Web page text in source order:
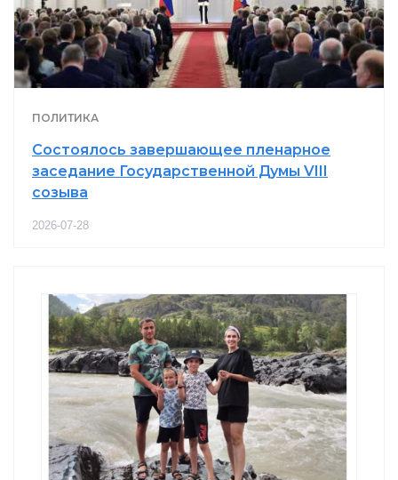
ПОЛИТИКА
Состоялось завершающее пленарное
заседание Государственной Думы VIII
созыва
2026-07-28